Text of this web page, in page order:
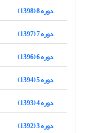
دوره 8 (1398)
دوره 7 (1397)
دوره 6 (1396)
دوره 5 (1394)
دوره 4 (1393)
دوره 3 (1392)